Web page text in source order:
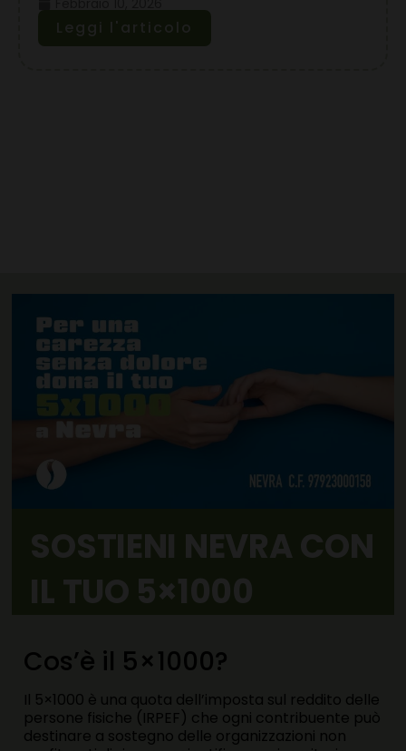
Leggi l'articolo
SOSTIENI NEVRA CON
IL TUO 5×1000
Cos’è il 5×1000?
Il 5×1000 è una quota dell’imposta sul reddito delle
persone fisiche (IRPEF) che ogni contribuente può
destinare a sostegno delle organizzazioni non